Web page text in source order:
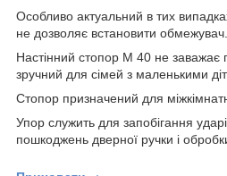
Особливо актуальний в тих
не дозволяє встановити обмежувач.
Настінний стопор M 40 не заважає
зручний для сімей з маленькими
Стопор призначений для
Упор служить для запобігання
пошкоджень дверної ручки і обробки